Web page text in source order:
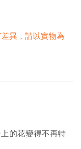
異，請以實物為
的花變得不再特